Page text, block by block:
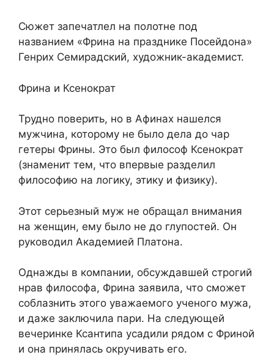
Сюжет запечатлел на полотне под
названием «Фрина на празднике Посейдона»
Генрих Семирадский, художник-академист.
Фрина и Ксенократ
Трудно поверить, но в Афинах нашелся
мужчина, которому не было дела до чар
гетеры Фрины. Это был философ Ксенократ
(знаменит тем, что впервые разделил
философию на логику, этику и физику).
Этот серьезный муж не обращал внимания
на женщин, ему было не до глупостей. Он
руководил Академией Платона.
Однажды в компании, обсуждавшей строгий
нрав философа, Фрина заявила, что сможет
соблазнить этого уважаемого ученого мужа,
и даже заключила пари. На следующей
вечеринке Ксантипа усадили рядом с Фриной
и она принялась окручивать его.